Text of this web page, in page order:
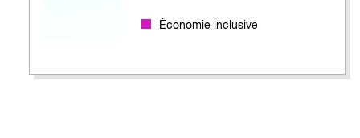
Économie inclusive